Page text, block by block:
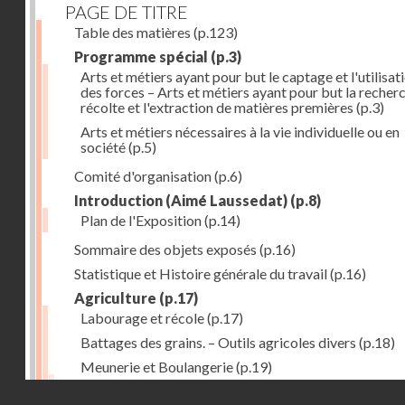
PAGE DE TITRE
Table des matières (p.123)
Programme spécial (p.3)
Arts et métiers ayant pour but le captage et
des forces – Arts et métiers ayant pour but la
récolte et l'extraction de matières premières (p.3)
Arts et métiers nécessaires à la vie individuelle ou en
société(p.5)
Comité d'organisation(p.6)
Introduction (Aimé Laussedat) (p.8)
Plan de l'Exposition(p.14)
Sommaire des objets exposés (p.16)
Statistique et Histoire générale du travail(p.16)
Agriculture (p.17)
Labourage et récole(p.17)
Battages des grains. – Outils agricoles divers (p.18)
Meunerie et Boulangerie(p.19)